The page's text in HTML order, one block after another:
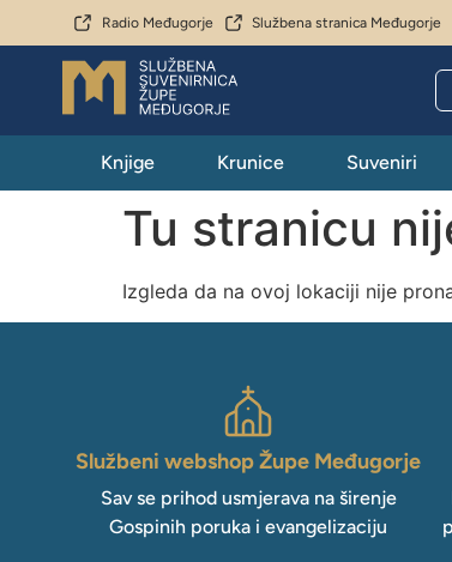
Radio Međugorje Službena stranica Međugorje
Knjige Krunice Suveniri
Tu stranicu
Izgleda da na ovoj lokaciji nije
Službeni webshop Župe Međugorje
Sav se prihod usmjerava na širenje
Gospinih poruka i evangelizaciju